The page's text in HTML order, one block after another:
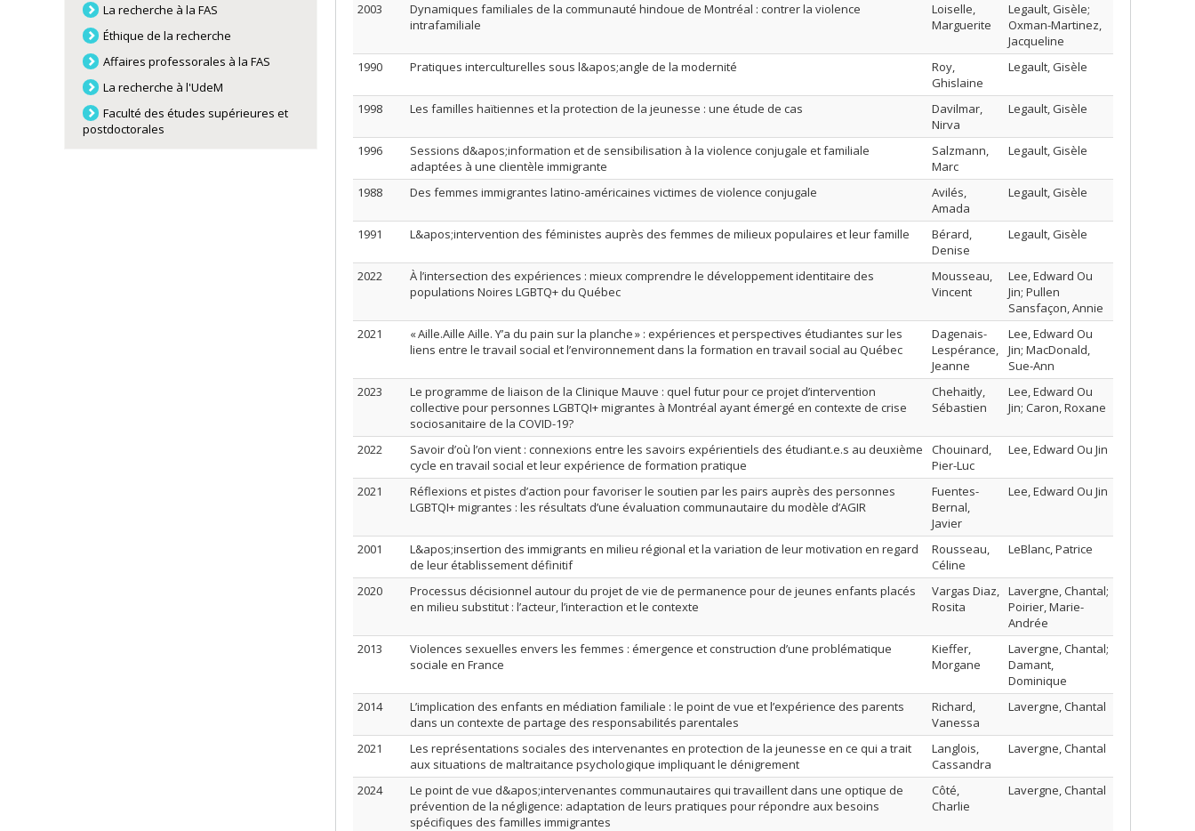
2003
Dynamiques familiales de la communauté hindoue de Montréal : contrer la violence
intrafamiliale
Loiselle,
Marguerite
Legault, Gisèle;
Oxman-Martinez,
Jacqueline
1990
Pratiques interculturelles sous l&apos;angle de la modernité
Roy,
Ghislaine
Legault, Gisèle
1998 Les familles haïtiennes et la protection de la jeunesse : une étude de cas
Davilmar,
Nirva
Legault, Gisèle
1996
Sessions d&apos;information et de sensibilisation à la violence conjugale et familiale
adaptées à une clientèle immigrante
Salzmann,
Marc
Legault, Gisèle
1988 Des femmes immigrantes latino-américaines victimes de violence conjugale
Avilés,
Amada
Legault, Gisèle
1991 L&apos;intervention des féministes auprès des femmes de milieux populaires et leur famille
Bérard,
Denise
Legault, Gisèle
2022
À l’intersection des expériences : mieux comprendre le développement identitaire des
populations Noires LGBTQ+ du Québec
Mousseau,
Vincent
Lee, Edward Ou
Jin; Pullen
Sansfaçon, Annie
2021
« Aille.Aille Aille. Y’a du pain sur la planche » : expériences et perspectives étudiantes sur les
liens entre le travail social et l’environnement dans la formation en travail social au Québec
Dagenais-
Lespérance,
Jeanne
Lee, Edward Ou
Jin; MacDonald,
Sue-Ann
2023
Le programme de liaison de la Clinique Mauve : quel futur pour ce projet d’intervention
collective pour personnes LGBTQI+ migrantes à Montréal ayant émergé en contexte de crise
sociosanitaire de la COVID-19?
Chehaitly,
Sébastien
Lee, Edward Ou
Jin; Caron, Roxane
2022
Savoir d’où l’on vient : connexions entre les savoirs expérientiels des étudiant.e.s au deuxième
cycle en travail social et leur expérience de formation pratique
Chouinard,
Pier-Luc
Lee, Edward Ou Jin
2021
Réflexions et pistes d’action pour favoriser le soutien par les pairs auprès des personnes
LGBTQI+ migrantes : les résultats d’une évaluation communautaire du modèle d’AGIR
Fuentes-
Bernal,
Javier
Lee, Edward Ou Jin
2001
L&apos;insertion des immigrants en milieu régional et la variation de leur motivation en regard
de leur établissement définitif
Rousseau,
Céline
LeBlanc, Patrice
2020
Processus décisionnel autour du projet de vie de permanence pour de jeunes enfants placés
en milieu substitut : l’acteur, l’interaction et le contexte
Vargas Diaz,
Rosita
Lavergne, Chantal;
Poirier, Marie-
Andrée
2013
Violences sexuelles envers les femmes : émergence et construction d’une problématique
sociale en France
Kieffer,
Morgane
Lavergne, Chantal;
Damant,
Dominique
2014
L’implication des enfants en médiation familiale : le point de vue et l’expérience des parents
dans un contexte de partage des responsabilités parentales
Richard,
Vanessa
Lavergne, Chantal
2021
Les représentations sociales des intervenantes en protection de la jeunesse en ce qui a trait
aux situations de maltraitance psychologique impliquant le dénigrement
Langlois,
Cassandra
Lavergne, Chantal
2024
Le point de vue d&apos;intervenantes communautaires qui travaillent dans une optique de
prévention de la négligence: adaptation de leurs pratiques pour répondre aux besoins
spécifiques des familles immigrantes
Côté,
Charlie
Lavergne, Chantal
La recherche à la FAS
Éthique de la recherche
Affaires professorales à la FAS
La recherche à l'UdeM
Faculté des études supérieures et
postdoctorales